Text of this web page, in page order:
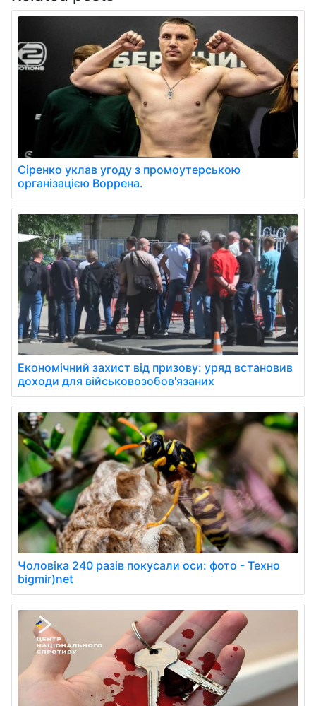
Сіренко уклав угоду з промоутерською
організацією Воррена.
Економічний захист від призову: уряд встановив
доходи для військовозобов'язаних
Чоловіка 240 разів покусали оси: фото - Техно
bigmir)net